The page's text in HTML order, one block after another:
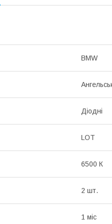
BMW
Діодні
LOT
6500 К
2 шт.
1 міс